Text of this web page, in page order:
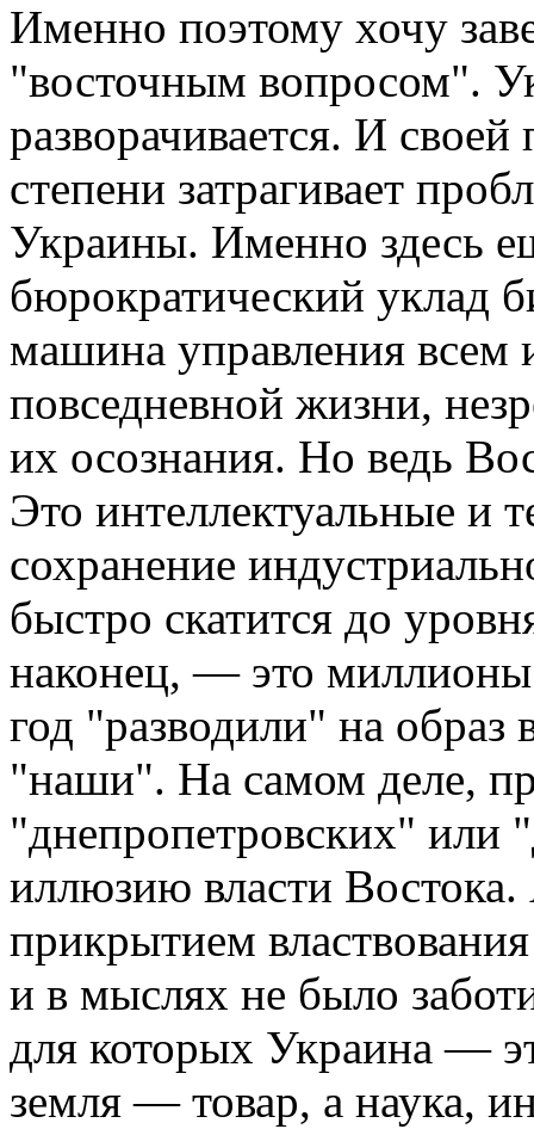
Именно поэтому хочу
"восточным вопросом".
разворачивается. И
степени затрагивает
Украины. Именно здесь
бюрократический уклад
машина управления
повседневной жизни,
их осознания. Но ведь
Это интеллектуальные и
сохранение
быстро скатится до
наконец, — это миллионы
год "разводили" на образ
"наши". На самом деле,
"днепропетровских" или
иллюзию власти
прикрытием
и в мыслях не было
для которых Украина —
земля — товар, а наука,